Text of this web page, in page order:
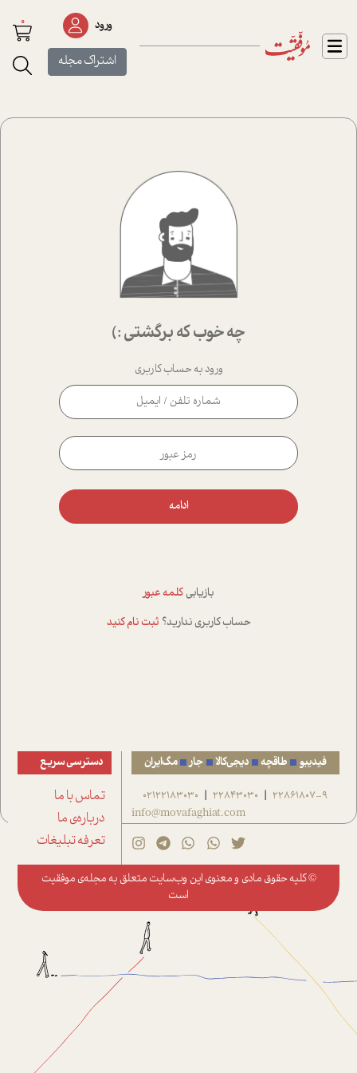
ورود
اشتراک مجله
0
چه خوب که برگشتی :)
ورود به حساب کاربری
ادامه
بازیابی کلمه عبور
حساب کاربری ندارید؟ ثبت نام کنید
فیدیبو طاقچه دیجی‌کالا جار مگ‌ایران
22861807-9
|
22843030
|
02122183030
info@movafaghiat.com
دسترسی سریع
تماس با ما
درباره‌ی ما
تعرفه تبلیغات
© کلیه حقوق مادی و معنوی این وب‌سایت متعلق به مجله‌ی موفقیت
است